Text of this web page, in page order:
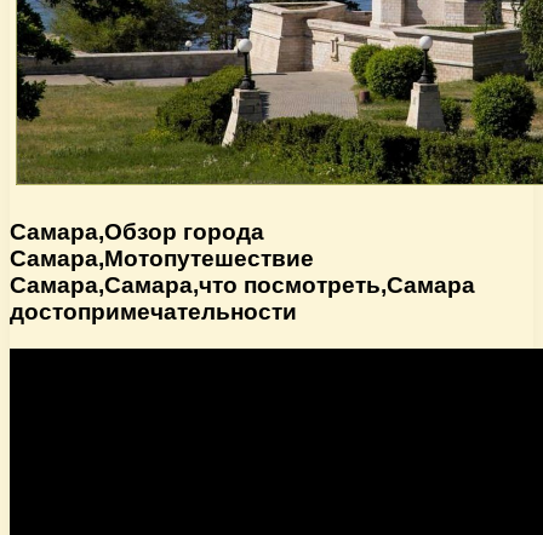
Самара,Обзор города
Самара,Мотопутешествие
Самара,Самара,что посмотреть,Самара
достопримечательности